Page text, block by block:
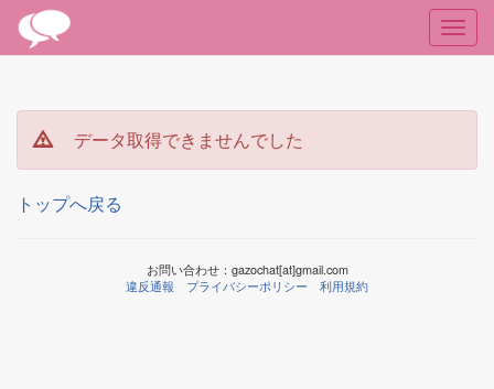
データ取得できませんでした
トップへ戻る
お問い合わせ：gazochat[at]gmail.com
違反通報
プライバシーポリシー 利用規約